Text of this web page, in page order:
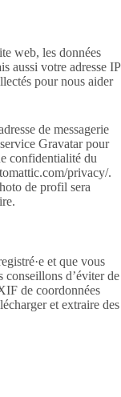
web, les données
aussi votre adresse IP
pour nous aider
de messagerie
Gravatar pour
confidentialité du
privacy/.
de profil sera
et que vous
conseillons d’éviter de
de coordonnées
et extraire des